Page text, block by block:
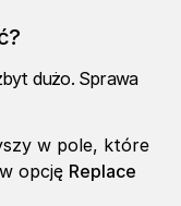
dużo. Sprawa
w pole, które
opcję Replace